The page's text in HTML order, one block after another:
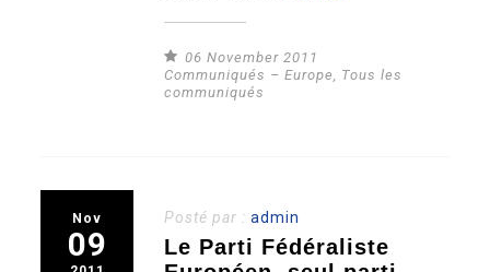
06 November 2011
Communiqués – Europe
Tous les
communiqués
Nov
09
Posté par :admin
Le Parti Fédéraliste